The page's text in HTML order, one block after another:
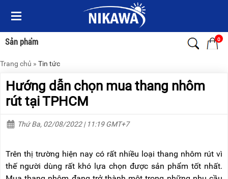
Sản phẩm 0
Menu
Sản
phẩm
TRANG
THANG
NHÔM
XE
BỘ
Menu
Sản
phẩm
TRANG
THANG
NHÔM
THANG
THANG
Trang chủ » Tin tức
Hướng dẫn chọn mua thang nhôm
rút tại TPHCM
Thứ Ba, 02/08/2022 | 11:19 GMT+7
Trên thị trường hiện nay có rất nhiều loại thang nhôm rút vì
thế người dùng rất khó lựa chọn được sản phẩm tốt nhất.